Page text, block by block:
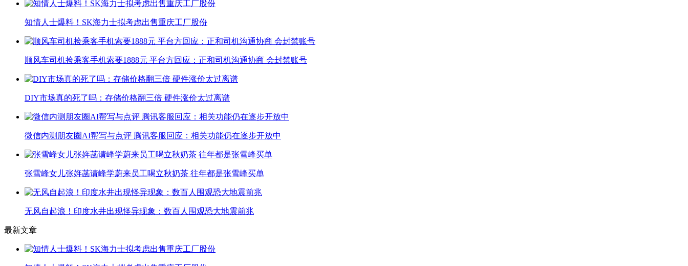
知情人士爆料！SK海力士拟考虑出售重庆工厂股份
顺风车司机捡乘客手机索要1888元 平台方回应：正和司机沟通协商 会封禁账号
DIY市场真的死了吗：存储价格翻三倍 硬件涨价太过离谱
微信内测朋友圈AI帮写与点评 腾讯客服回应：相关功能仍在逐步开放中
张雪峰女儿张姩菡请峰学蔚来员工喝立秋奶茶 往年都是张雪峰买单
无风自起浪！印度水井出现怪异现象：数百人围观恐大地震前兆
最新文章